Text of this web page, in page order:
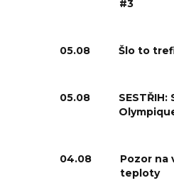
#3
05.08 Šlo to
05.08
SESTŘIH:
04.08
Pozor na
teploty